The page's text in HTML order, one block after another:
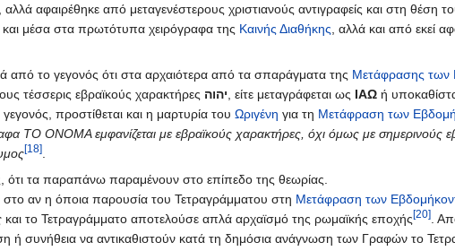
, αλλά αφαιρέθηκε από μεταγενέστερους χριστιανούς αντιγραφείς και στη θέση
και μέσα στα πρωτότυπα χειρόγραφα της Καινής Διαθήκης , αλλά και από εκεί
από το γεγονός ότι στα αρχαιότερα από τα σπαράγματα της Μετάφρασης των
τέσσερις εβραϊκούς χαρακτήρες יהוה , είτε μεταγράφεται ως ΙΑΩ ή
γεγονός, προστίθεται και η μαρτυρία του Ωριγένη για τη Μετάφραση των
ΤΟ ΟΝΟΜΑ εμφανίζεται με εβραϊκούς χαρακτήρες, όχι όμως με σημερινούς
[18]
ότι τα παραπάνω παραμένουν στο επίπεδο της θεωρίας.
αν η όποια παρουσία του Τετραγράμματου στη Μετάφραση των
και το Τετραγράμματο αποτελούσε απλά αρχαϊσμό της ρωμαϊκής εποχής[20]
.
συνήθεια να αντικαθιστούν κατά τη δημόσια ανάγνωση των Γραφών το